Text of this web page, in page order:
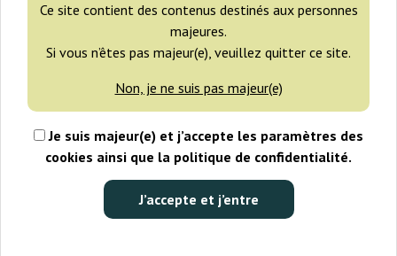
Ce site contient des contenus destinés aux personnes
majeures.
Si vous n’êtes pas majeur(e), veuillez quitter ce site.
Non, je ne suis pas majeur(e)
Je suis majeur(e) et j’accepte les paramètres des
cookies ainsi que la politique de confidentialité.
J’accepte et j’entre